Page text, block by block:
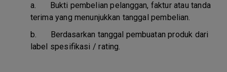
a. Bukti pembelian pelanggan, faktur atau tanda
terima yang menunjukkan tanggal pembelian.
b. Berdasarkan tanggal pembuatan produk dari
label spesifikasi / rating.